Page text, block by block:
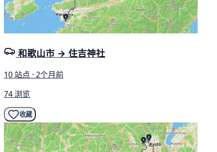
和歌山市 → 住吉神社
10 站点 · 2个月前
74 浏览
收藏